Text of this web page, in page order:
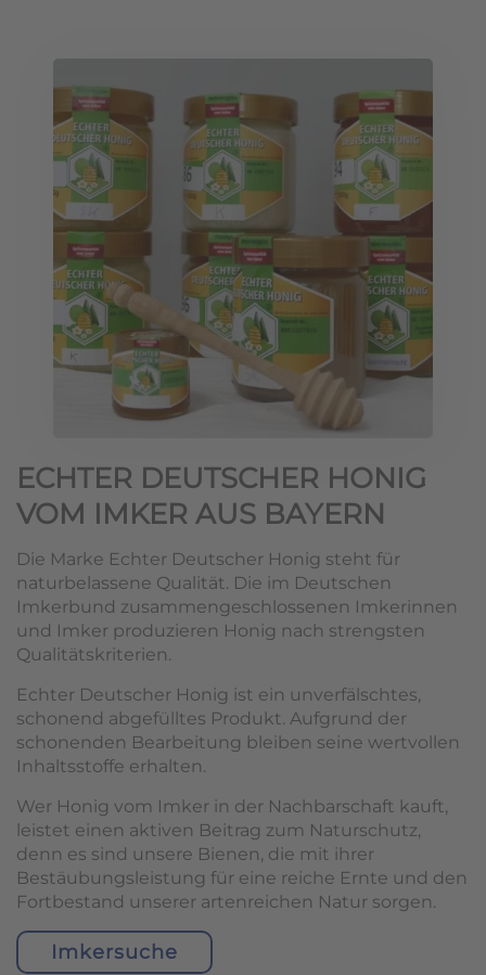
ECHTER DEUTSCHER HONIG
VOM IMKER AUS BAYERN
Die Marke Echter Deutscher Honig steht für
naturbelassene Qualität. Die im Deutschen
Imkerbund zusammengeschlossenen Imkerinnen
und Imker produzieren Honig nach strengsten
Qualitätskriterien.
Echter Deutscher Honig ist ein unverfälschtes,
schonend abgefülltes Produkt. Aufgrund der
schonenden Bearbeitung bleiben seine wertvollen
Inhaltsstoffe erhalten.
Wer Honig vom Imker in der Nachbarschaft kauft,
leistet einen aktiven Beitrag zum Naturschutz,
denn es sind unsere Bienen, die mit ihrer
Bestäubungsleistung für eine reiche Ernte und den
Fortbestand unserer artenreichen Natur sorgen.
Imkersuche